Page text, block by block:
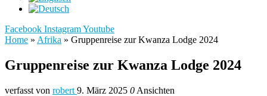
Facebook InstagramYoutube
Home » Afrika » Gruppenreise zur Kwanza Lodge 2024
Gruppenreise zur Kwanza Lodge 2024
verfasst von robert 9. März 2025 0 Ansichten